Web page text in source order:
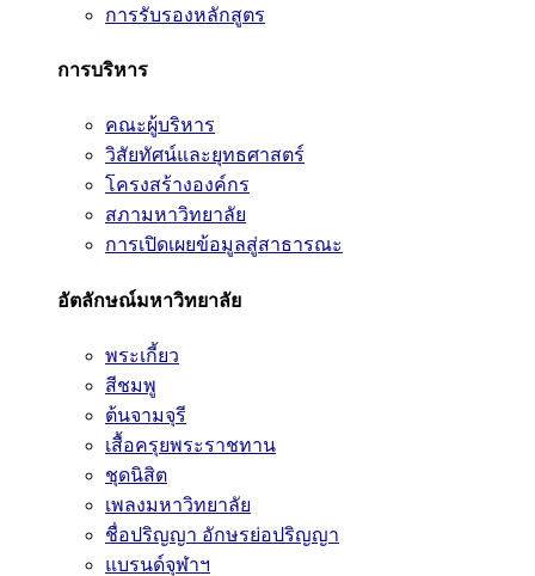
การรับรองหลักสูตร
การบริหาร
คณะผู้บริหาร
วิสัยทัศน์และยุทธศาสตร์
โครงสร้างองค์กร
สภามหาวิทยาลัย
การเปิดเผยข้อมูลสู่สาธารณะ
อัตลักษณ์มหาวิทยาลัย
พระเกี้ยว
สีชมพู
ต้นจามจุรี
เสื้อครุยพระราชทาน
ชุดนิสิต
เพลงมหาวิทยาลัย
ชื่อปริญญา อักษรย่อปริญญา
แบรนด์จุฬาฯ